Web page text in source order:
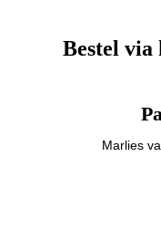
Bestel
Marlies